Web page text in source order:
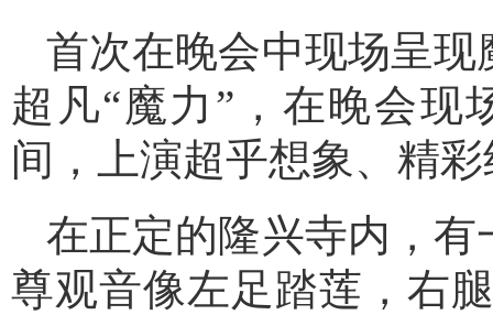
首次在晚会中现场呈现
超凡“魔力”，在晚会现
间，上演超乎想象、精
在正定的隆兴寺内，有
尊观音像左足踏莲，右